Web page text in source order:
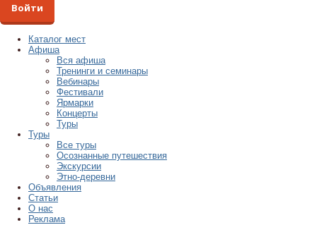
Войти
Каталог мест
Афиша
Вся афиша
Тренинги и семинары
Вебинары
Фестивали
Ярмарки
Концерты
Туры
Туры
Все туры
Осознанные путешествия
Экскурсии
Этно-деревни
Объявления
Статьи
О нас
Реклама